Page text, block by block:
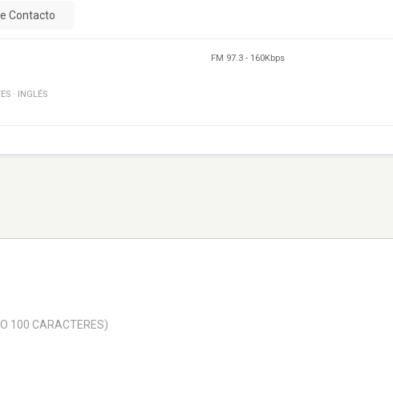
Contacto
FM 97.3 - 160Kbps
· INGLÉS